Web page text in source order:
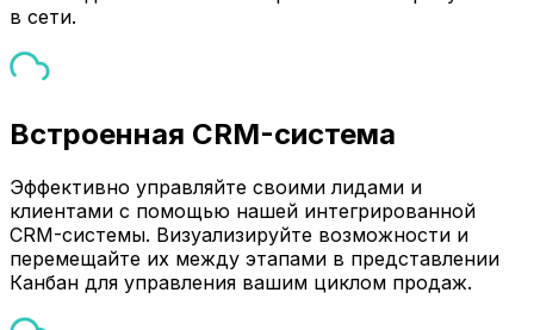
в сети.
Встроенная CRM-система
Эффективно управляйте своими лидами и
клиентами с помощью нашей интегрированной
CRM-системы. Визуализируйте возможности и
перемещайте их между этапами в представлении
Канбан для управления вашим циклом продаж.